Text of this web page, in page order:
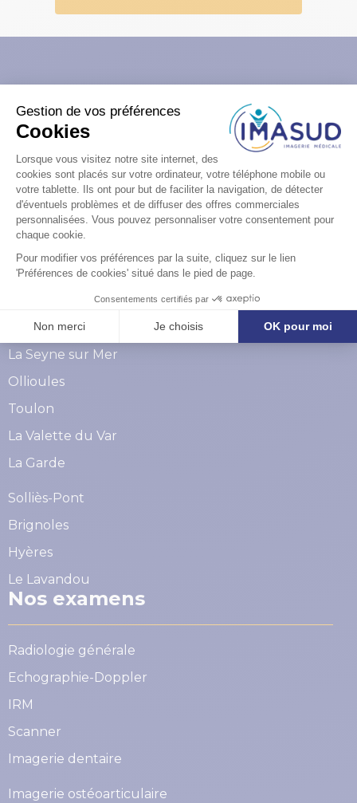
Vous avez des
questions ?
Formulaire de contact
Nos centres dans le Var
La Seyne sur Mer
Ollioules
Toulon
La Valette du Var
La Garde
Solliès-Pont
Brignoles
Hyères
Le Lavandou
Nos examens
Radiologie générale
Echographie-Doppler
IRM
Scanner
Imagerie dentaire
Imagerie ostéoarticulaire